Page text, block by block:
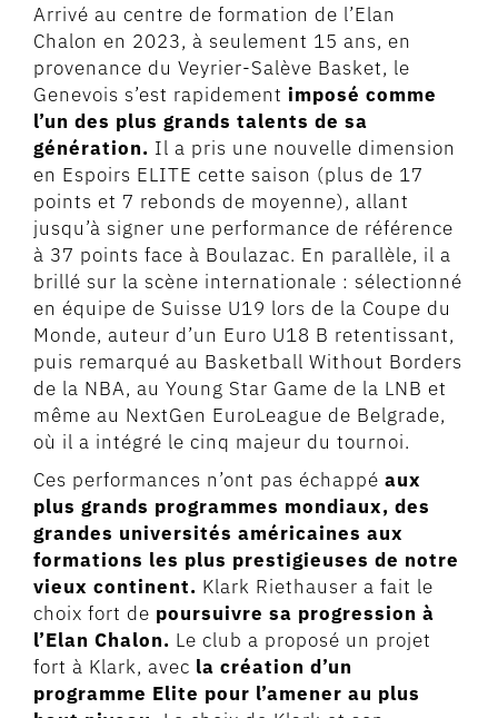
Arrivé au centre de formation de l’Elan
Chalon en 2023, à seulement 15 ans, en
provenance du Veyrier-Salève Basket, le
Genevois s’est rapidement imposé comme
l’un des plus grands talents de sa
génération. Il a pris une nouvelle dimension
en Espoirs ELITE cette saison (plus de 17
points et 7 rebonds de moyenne), allant
jusqu’à signer une performance de référence
à 37 points face à Boulazac. En parallèle, il a
brillé sur la scène internationale : sélectionné
en équipe de Suisse U19 lors de la Coupe du
Monde, auteur d’un Euro U18 B retentissant,
puis remarqué au Basketball Without Borders
de la NBA, au Young Star Game de la LNB et
même au NextGen EuroLeague de Belgrade,
où il a intégré le cinq majeur du tournoi.
Ces performances n’ont pas échappé aux
plus grands programmes mondiaux, des
grandes universités américaines aux
formations les plus prestigieuses de notre
vieux continent. Klark Riethauser a fait le
choix fort de poursuivre sa progression à
l’Elan Chalon. Le club a proposé un projet
fort à Klark, avec la création d’un
programme Elite pour l’amener au plus